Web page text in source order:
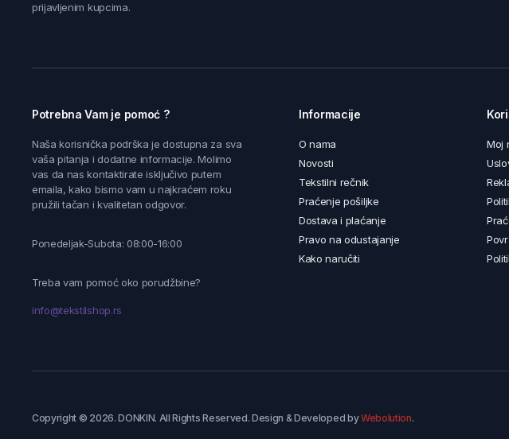
prijavljenim kupcima.
Potrebna Vam je pomoć ?
Naša korisnička podrška je dostupna za sva
vaša pitanja i dodatne informacije. Molimo
vas da nas kontaktirate isključivo putem
emaila, kako bismo vam u najkraćem roku
pružili tačan i kvalitetan odgovor.
Ponedeljak-Subota: 08:00-16:00
Treba vam pomoć oko porudžbine?
info@tekstilshop.rs
Informacije
O nama
Novosti
Tekstilni rečnik
Praćenje pošiljke
Dostava i plaćanje
Pravo na odustajanje
Kako naručiti
Moj
Copyright © 2026. DONKIN. All Rights Reserved. Design & Developed byWebolution.